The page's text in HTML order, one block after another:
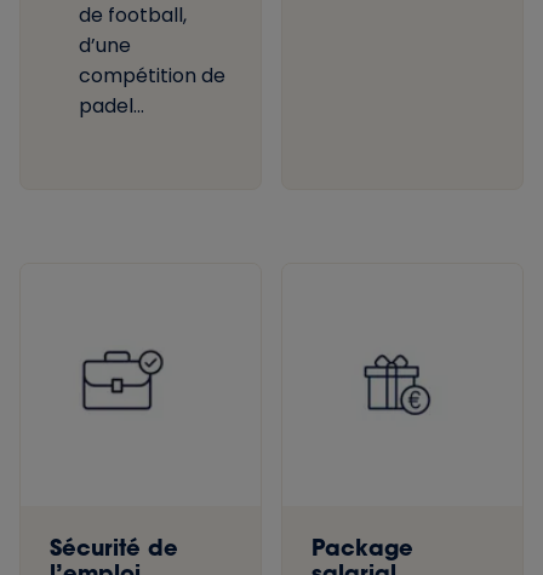
de football,
d’une
compétition de
padel...
Sécurité de
Package